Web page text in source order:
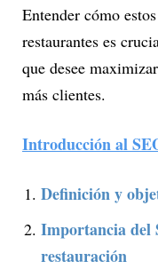
Entender cómo
restaurantes es
que desee
más clientes.
Introducción al
Definición y
Importancia del
restauración